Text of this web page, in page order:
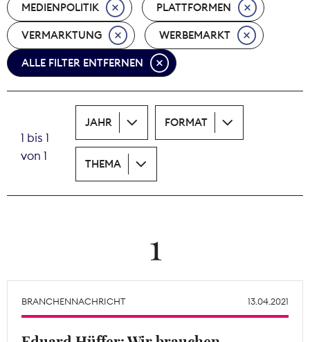
Nova Award
Pressefreiheit
Print
Recht
Tarifpolitik
Theodor-Wolff-Preis
Mitgliederbereich
MEDIENPOLITIK PLATTFORMEN
VERMARKTUNG WERBEMARKT
ALLE FILTER ENTFERNEN
1 bis 1
von 1
JAHR FORMAT
THEMA
1
BRANCHENNACHRICHT 13.04.2021